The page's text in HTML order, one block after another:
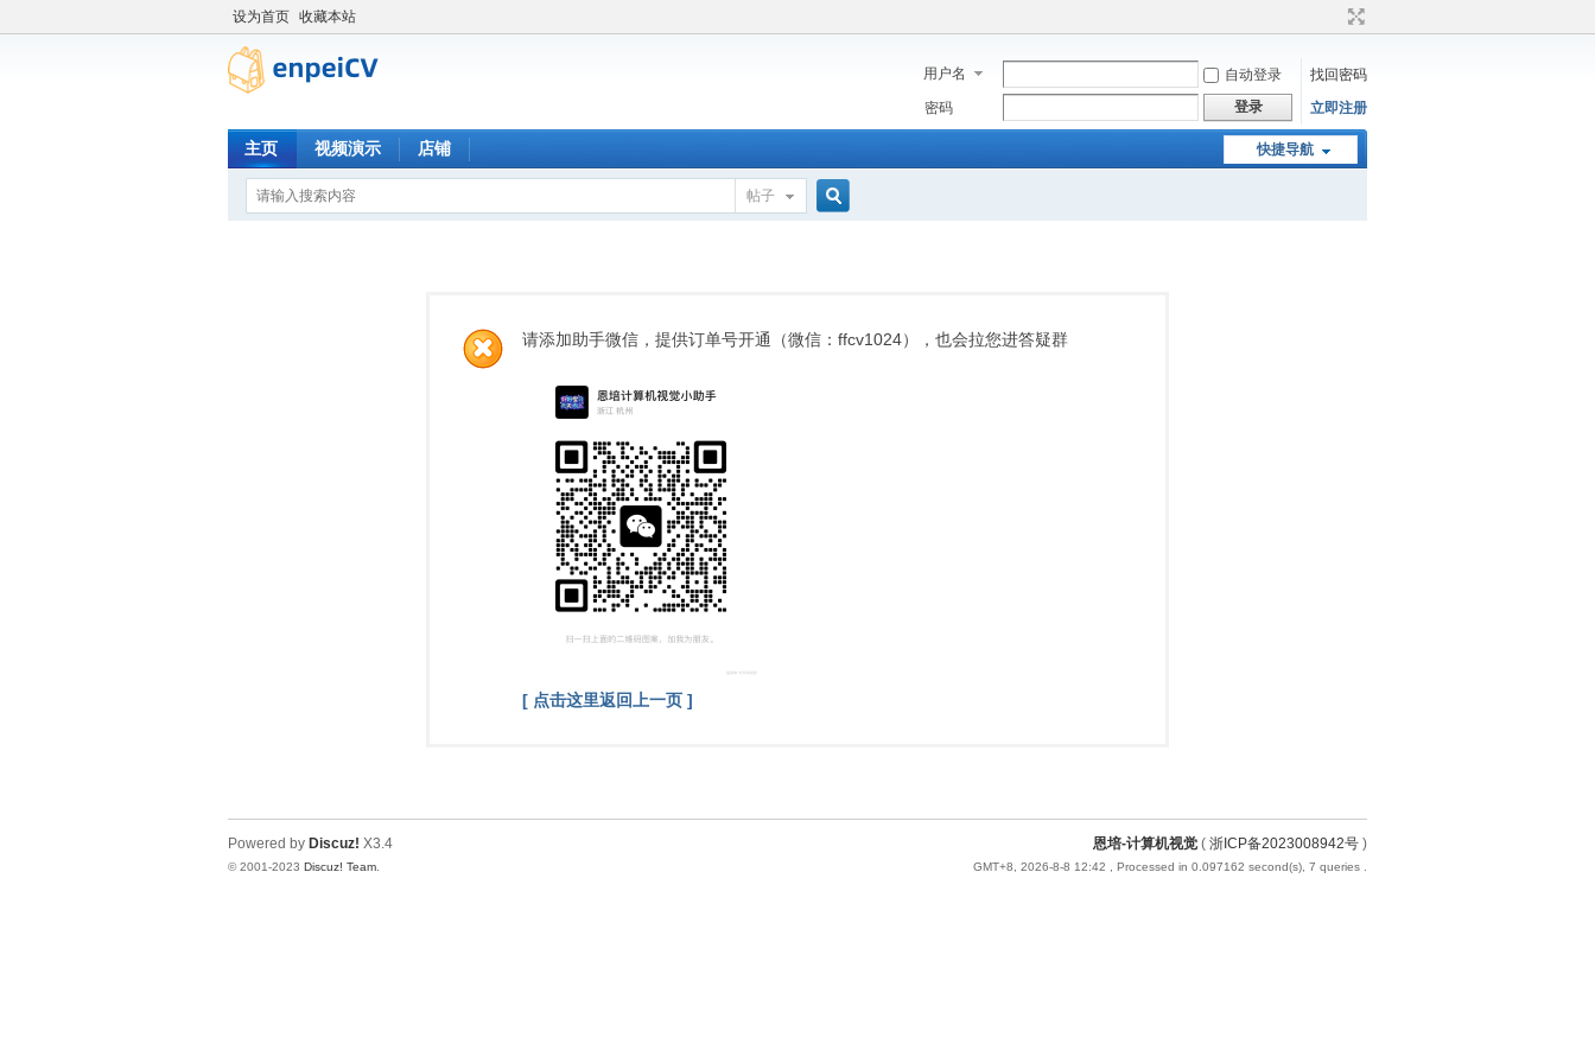
设为首页 收藏本站
用户名 自动登录
找回密码
密码
登录 立即注册
快捷导航
主页 视频演示 店铺
帖子
索
请添加助手微信，提供订单号开通（微信：ffcv1024），也会拉您进答疑群
[ 点击这里返回上一页 ]
恩培-计算机视觉 ( 浙ICP备2023008942号 )
GMT+8, 2026-8-8 12:42 , Processed in 0.097162 second(s), 7 queries .
Powered by Discuz! X3.4
© 2001-2023 Discuz! Team